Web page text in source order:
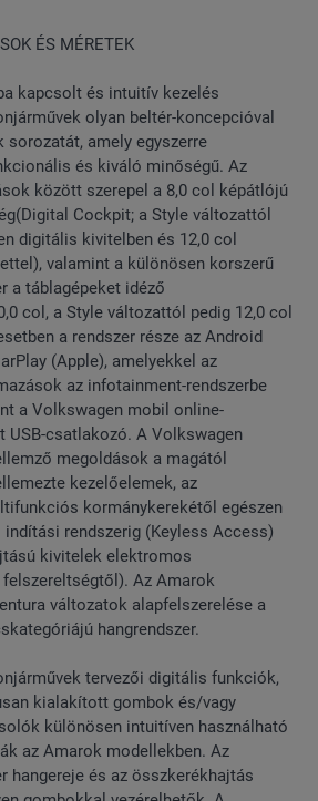
ÉS MÉRETEK
kapcsolt és intuitív kezelés
olyan beltér-koncepcióval
sorozatát, amely egyszerre
és kiváló minőségű. Az
között szerepel a 8,0 col képátlójú
Cockpit; a Style változattól
digitális kivitelben és 12,0 col
valamint a különösen korszerű
a táblagépeket idéző
col, a Style változattól pedig 12,0 col
a rendszer része az Android
(Apple), amelyekkel az
az infotainment-rendszerbe
a Volkswagen mobil online-
USB-csatlakozó. A Volkswagen
megoldások a magától
kezelőelemek, az
kormánykerekétől egészen
rendszerig (Keyless Access)
kivitelek elektromos
Az Amarok
változatok alapfelszerelése a
hangrendszer.
tervezői digitális funkciók,
kialakított gombok és/vagy
különösen intuitíven használható
az Amarok modellekben. Az
hangereje és az összkerékhajtás